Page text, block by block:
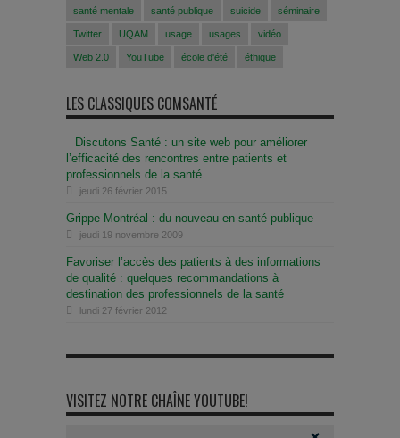
santé mentale santé publique suicide séminaire
Twitter UQAM usage usages vidéo
Web 2.0 YouTube école d'été éthique
LES CLASSIQUES COMSANTÉ
Discutons Santé : un site web pour améliorer
l’efficacité des rencontres entre patients et
professionnels de la santé
jeudi 26 février 2015
Grippe Montréal : du nouveau en santé publique
jeudi 19 novembre 2009
Favoriser l’accès des patients à des informations
de qualité : quelques recommandations à
destination des professionnels de la santé
lundi 27 février 2012
VISITEZ NOTRE CHAÎNE YOUTUBE!